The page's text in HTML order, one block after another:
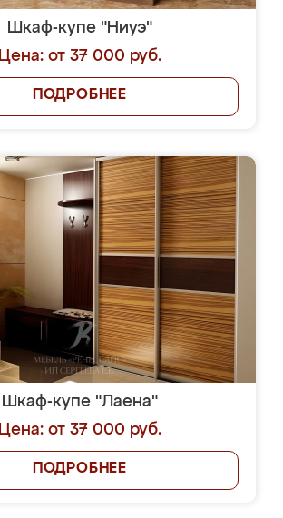
Шкаф-купе "Ниуэ"
Цена: от 37 000 руб.
ПОДРОБНЕЕ
Шкаф-купе "Лаена"
Цена: от 37 000 руб.
ПОДРОБНЕЕ